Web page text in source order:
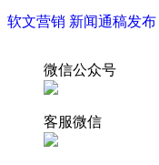
软文营销 新闻通稿发布
微信公众号
客服微信